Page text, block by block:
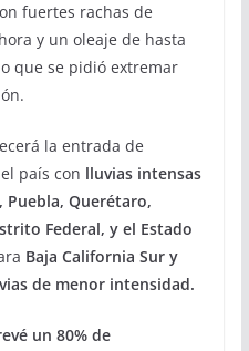
fuertes rachas de
y un oleaje de hasta
que se pidió extremar
la entrada de
país con lluvias intensas
Puebla, Querétaro,
Federal, y el Estado
Baja California Sur y
de menor intensidad.
un 80% de